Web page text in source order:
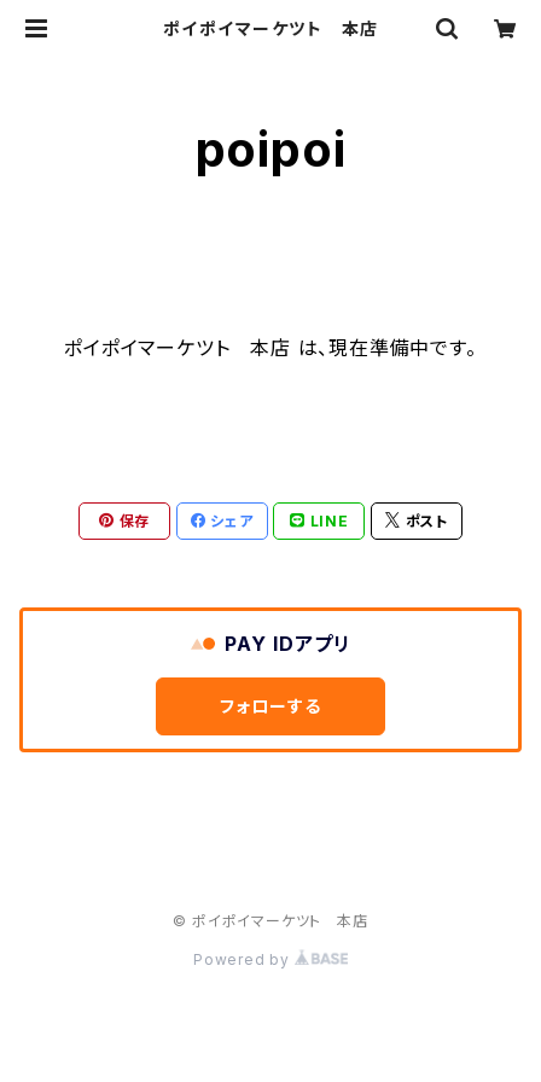
ポイポイマーケツト 本店
poipoi
ポイポイマーケツト 本店 は、現在準備中です。
保存 シェア LINE ポスト
PAY IDアプリ
フォローする
© ポイポイマーケツト 本店
Powered by